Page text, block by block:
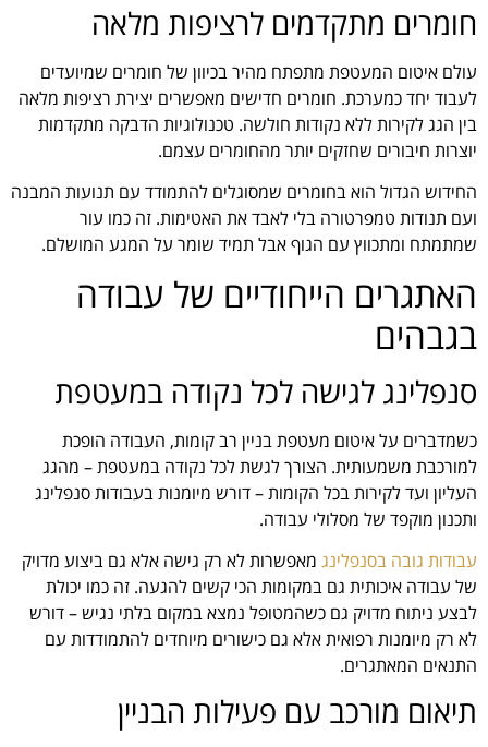
חומרים מתקדמים לרציפות מלאה
עולם איטום המעטפת מתפתח מהיר בכיוון של חומרים שמיועדים
לעבוד יחד כמערכת. חומרים חדישים מאפשרים יצירת רציפות מלאה
בין הגג לקירות ללא נקודות חולשה. טכנולוגיות הדבקה מתקדמות
יוצרות חיבורים שחזקים יותר מהחומרים עצמם.
החידוש הגדול הוא בחומרים שמסוגלים להתמודד עם תנועות המבנה
ועם תנודות טמפרטורה בלי לאבד את האטימות. זה כמו עור
שמתמתח ומתכווץ עם הגוף אבל תמיד שומר על המגע המושלם.
האתגרים הייחודיים של עבודה
בגבהים
סנפלינג לגישה לכל נקודה במעטפת
כשמדברים על איטום מעטפת בניין רב קומות, העבודה הופכת
למורכבת משמעותית. הצורך לגשת לכל נקודה במעטפת – מהגג
העליון ועד לקירות בכל הקומות – דורש מיומנות בעבודות סנפלינג
ותכנון מוקפד של מסלולי עבודה.
עבודות גובה בסנפלינג מאפשרות לא רק גישה אלא גם ביצוע מדויק
של עבודה איכותית גם במקומות הכי קשים להגעה. זה כמו יכולת
לבצע ניתוח מדויק גם כשהמטופל נמצא במקום בלתי נגיש – דורש
לא רק מיומנות רפואית אלא גם כישורים מיוחדים להתמודדות עם
התנאים המאתגרים.
תיאום מורכב עם פעילות הבניין